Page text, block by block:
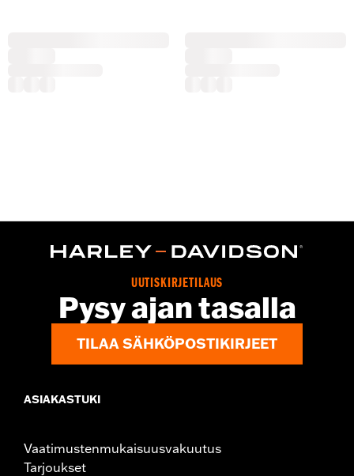
UUTISKIRJETILAUS
Pysy ajan tasalla
TILAA SÄHKÖPOSTIKIRJEET
ASIAKASTUKI
Vaatimustenmukaisuusvakuutus
Tarjoukset